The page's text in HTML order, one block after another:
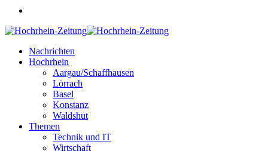
Nachrichten
Hochrhein
Aargau/Schaffhausen
Lörrach
Basel
Konstanz
Waldshut
Themen
Technik und IT
Wirtschaft